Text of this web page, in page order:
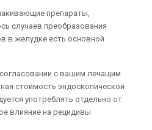
препараты,
случаев преобразования
в желудке есть основной
с вашим лечащим
стоимость эндоскопической
употреблять отдельно от
влияние на рецидивы